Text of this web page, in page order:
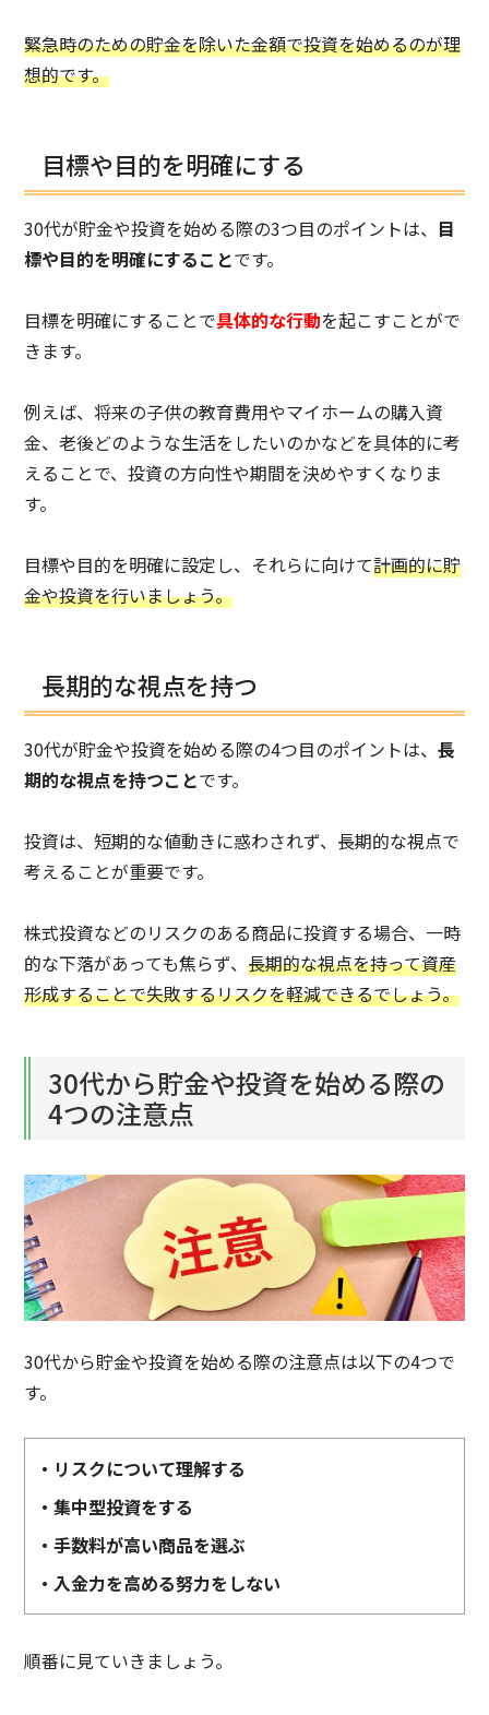
緊急時のための貯金を除いた金額で投資を始めるのが理
想的です。
目標や目的を明確にする
30代が貯金や投資を始める際の3つ目のポイントは、 目
標や目的を明確にすることです。
目標を明確にすることで具体的な行動を起こすことがで
きます。
例えば、将来の子供の教育費用やマイホームの購入資
金、老後どのような生活をしたいのかなどを具体的に考
えることで、投資の方向性や期間を決めやすくなりま
す。
目標や目的を明確に設定し、それらに向けて計画的に貯
金や投資を行いましょう。
長期的な視点を持つ
30代が貯金や投資を始める際の4つ目のポイントは、長
期的な視点を持つことです。
投資は、短期的な値動きに惑わされず、長期的な視点で
考えることが重要です。
株式投資などのリスクのある商品に投資する場合、一時
的な下落があっても焦らず、長期的な視点を持って資産
形成することで失敗するリスクを軽減できるでしょう。
30代から貯金や投資を始める際の
4つの注意点
30代から貯金や投資を始める際の注意点は以下の4つで
す。
・リスクについて理解する
・集中型投資をする
・手数料が高い商品を選ぶ
・入金力を高める努力をしない
順番に見ていきましょう。